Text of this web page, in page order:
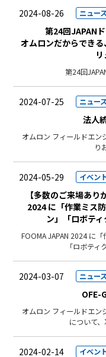
2024-08-26 ニュー
第24回JAPAN
オムロンだからでき
第24回
2024-07-25 ニュー
法人
オムロン フィールドエン
り
2024-05-29 イベン
【多数のご来場あ
2024 に「作業ミス
ン」「ロボテ
FOOMA JAPAN 2024 に
「ロボテ
2024-03-07 ニュー
OFE-
オムロン フィールドエン
について、
2024-02-14 イベン